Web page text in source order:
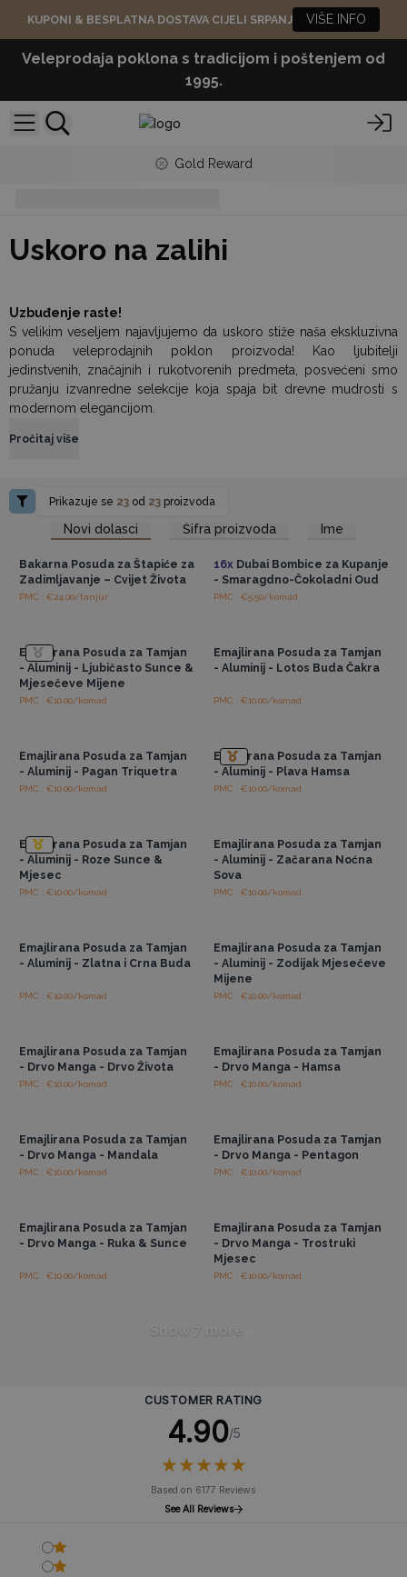
KUPONI & BESPLATNA DOSTAVA CIJELI SRPANJ VIŠE INFO
Veleprodaja poklona s tradicijom i poštenjem od
1995.
Gold Reward
Uskoro na zalihi
Uzbuđenje raste!
S velikim veseljem najavljujemo da uskoro stiže naša ekskluzivna
ponuda veleprodajnih poklon proizvoda! Kao ljubitelji
jedinstvenih, značajnih i rukotvorenih predmeta, posvećeni smo
pružanju izvanredne selekcije koja spaja bit drevne mudrosti s
modernom elegancijom.
Pročitaj više
Prikazuje se 23 od 23 proizvoda
Novi dolasci Šifra proizvoda Ime
Pristup veleprodajnim
cijenama
Bakarna Posuda za Štapiće za
Zadimljavanje – Cvijet Života
PMC : €24.00/tanjur
Pristup veleprodajnim
cijenama
16x Dubai Bombice za Kupanje
- Smaragdno-Čokoladni Oud
PMC : €5.50/komad
Emajlirana Posuda za Tamjan
- Aluminij - Ljubičasto Sunce &
Mjesečeve Mijene
PMC : €10.00/komad
Emajlirana Posuda za Tamjan
- Aluminij - Lotos Buda Čakra
PMC : €10.00/komad
Emajlirana Posuda za Tamjan
- Aluminij - Pagan Triquetra
PMC : €10.00/komad
Emajlirana Posuda za Tamjan
- Aluminij - Plava Hamsa
PMC : €10.00/komad
Emajlirana Posuda za Tamjan
- Aluminij - Roze Sunce &
Mjesec
PMC : €10.00/komad
Emajlirana Posuda za Tamjan
- Aluminij - Začarana Noćna
Sova
PMC : €10.00/komad
Emajlirana Posuda za Tamjan
- Aluminij - Zlatna i Crna Buda
PMC : €10.00/komad
Emajlirana Posuda za Tamjan
- Aluminij - Zodijak Mjesečeve
Mijene
PMC : €10.00/komad
Emajlirana Posuda za Tamjan
- Drvo Manga - Drvo Života
PMC : €10.00/komad
Emajlirana Posuda za Tamjan
- Drvo Manga - Hamsa
PMC : €10.00/komad
Emajlirana Posuda za Tamjan
- Drvo Manga - Mandala
PMC : €10.00/komad
Emajlirana Posuda za Tamjan
- Drvo Manga - Pentagon
PMC : €10.00/komad
Emajlirana Posuda za Tamjan
- Drvo Manga - Ruka & Sunce
PMC : €10.00/komad
Emajlirana Posuda za Tamjan
- Drvo Manga - Trostruki
Mjesec
PMC : €10.00/komad
Show 7 more
CUSTOMER RATING
4.90/5
★★★★★
★★★★★
Based on 6177 Reviews
See All Reviews